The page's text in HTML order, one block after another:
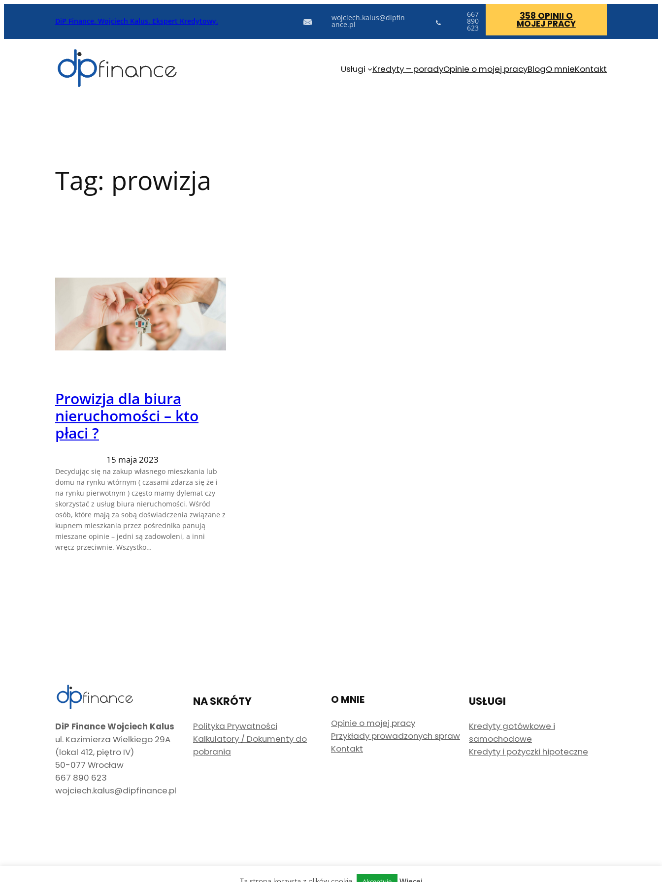
DiP Finance. Wojciech Kalus. Ekspert Kredytowy. wojciech.kalus@dipfin
ance.pl
667
890
623
358 OPINII O
MOJEJ PRACY
Usługi Kredyty – poradyOpinie o mojej pracyBlogO mnieKontakt
Tag: prowizja
Prowizja dla biura
nieruchomości – kto
płaci ?
15 maja 2023
Decydując się na zakup własnego mieszkania lub
domu na rynku wtórnym ( czasami zdarza się że i
na rynku pierwotnym ) często mamy dylemat czy
skorzystać z usług biura nieruchomości. Wśród
osób, które mają za sobą doświadczenia związane z
kupnem mieszkania przez pośrednika panują
mieszane opinie – jedni są zadowoleni, a inni
wręcz przeciwnie. Wszystko…
DiP Finance Wojciech Kalus
ul. Kazimierza Wielkiego 29A
(lokal 412, piętro IV)
50-077 Wrocław
667 890 623
wojciech.kalus@dipfinance.pl
NA SKRÓTY
Polityka Prywatności
Kalkulatory / Dokumenty do
pobrania
O MNIE
Opinie o mojej pracy
Przykłady prowadzonych spraw
Kontakt
USŁUGI
Kredyty gotówkowe i
samochodowe
Kredyty i pożyczki hipoteczne